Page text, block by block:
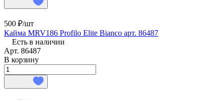
500 ₽/шт
Кайма MRV186 Profilo Elite Bianco арт. 86487
Есть в наличии
Арт. 86487
В корзину